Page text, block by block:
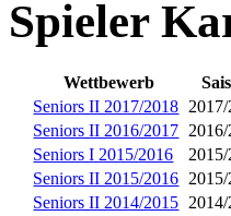
Spieler
Wettbewerb
Seniors II 2017/2018
Seniors II 2016/2017
Seniors I 2015/2016
Seniors II 2015/2016
Seniors II 2014/2015